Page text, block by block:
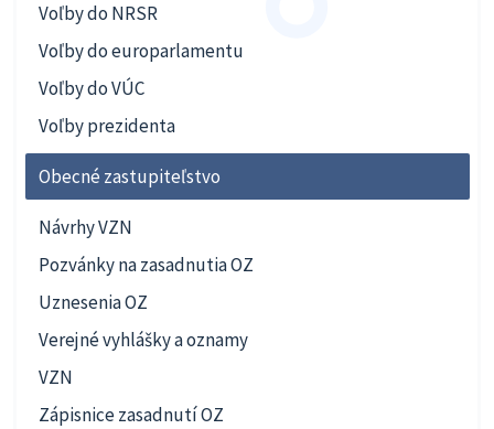
Voľby do NRSR
Voľby do europarlamentu
Voľby do VÚC
Voľby prezidenta
Obecné zastupiteľstvo
Návrhy VZN
Pozvánky na zasadnutia OZ
Uznesenia OZ
Verejné vyhlášky a oznamy
VZN
Zápisnice zasadnutí OZ